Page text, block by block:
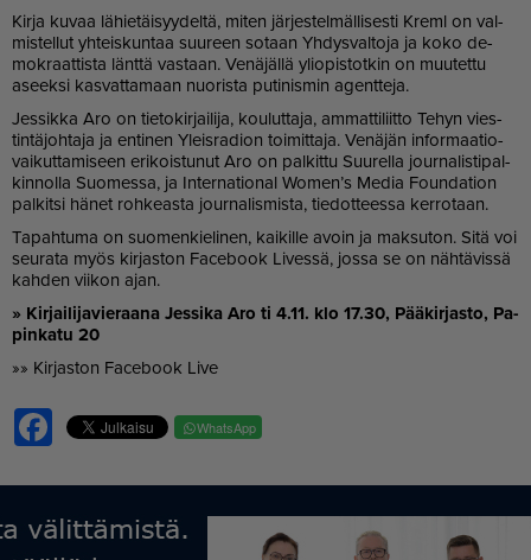
Kir­ja ku­vaa lä­hie­täi­syy­del­tä, mi­ten jär­jes­tel­mäl­li­ses­ti Kreml on val­
mis­tel­lut yh­teis­kun­taa suu­reen so­taan Yh­dys­val­to­ja ja koko de­
mok­raat­tis­ta länt­tä vas­taan. Ve­nä­jäl­lä yli­o­pis­tot­kin on muu­tet­tu
aseek­si kas­vat­ta­maan nuo­ris­ta pu­ti­nis­min agent­te­ja.
Jes­sik­ka Aro on tie­to­kir­jai­li­ja, kou­lut­ta­ja, am­mat­ti­liit­to Te­hyn vies­
tin­tä­joh­ta­ja ja en­ti­nen Yleis­ra­di­on toi­mit­ta­ja. Ve­nä­jän in­for­maa­ti­o­
vai­kut­ta­mi­seen eri­kois­tu­nut Aro on pal­kit­tu Suu­rel­la jour­na­lis­ti­pal­
kin­nol­la Suo­mes­sa, ja In­ter­na­ti­o­nal Wo­men’s Me­dia Foun­da­ti­on
pal­kit­si hä­net roh­ke­as­ta jour­na­lis­mis­ta, tie­dot­tees­sa ker­ro­taan.
Ta­pah­tu­ma on suo­men­kie­li­nen, kai­kil­le avoin ja mak­su­ton. Sitä voi
seu­ra­ta myös kir­jas­ton Fa­ce­book Li­ves­sä, jos­sa se on näh­tä­vis­sä
kah­den vii­kon ajan.
» Kir­jai­li­ja­vie­raa­na Jes­si­ka Aro ti 4.11. klo 17.30, Pää­kir­jas­to, Pa­
pin­ka­tu 20
»» Kir­jas­ton Fa­ce­book Live
Facebook WhatsApp